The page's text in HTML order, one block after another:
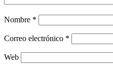
Nombre *
Correo electrónico *
Web